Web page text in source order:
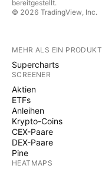
bereitgestellt.
© 2026 TradingView, Inc.
MEHR ALS EIN PRODUKT
Supercharts
SCREENER
Aktien
ETFs
Anleihen
Krypto-Coins
CEX-Paare
DEX-Paare
Pine
HEATMAPS